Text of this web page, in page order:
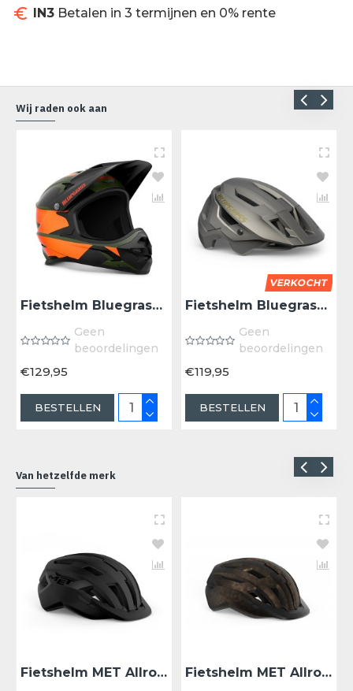
IN3 Betalen in 3 termijnen en 0% rente
Wij raden ook aan
Fietshelm Bluegrass Intox - Green Gradient XS
Geen
beoordelingen
€129,95
BESTELLEN
VERKOCHT
Fietshelm Bluegrass Rogue - Solar Gray M
Geen
beoordelingen
€119,95
BESTELLEN
Van hetzelfde merk
Fietshelm MET Allroad - Black Fietshelm MET Allroad - Bronze